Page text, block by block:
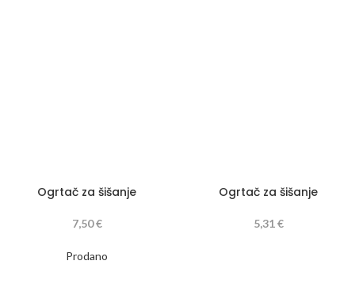
Ogrtač za šišanje
7,50€
Ogrtač za šišanje
5,31€
Prodano